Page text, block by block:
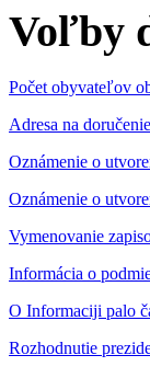
Voľby
Počet obyvateľov
Adresa na
Oznámenie o
Oznámenie o
Vymenovanie
Informácia o
O Informaciji palo
Rozhodnutie